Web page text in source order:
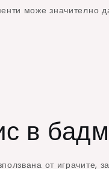
може значително
в
от играчите,